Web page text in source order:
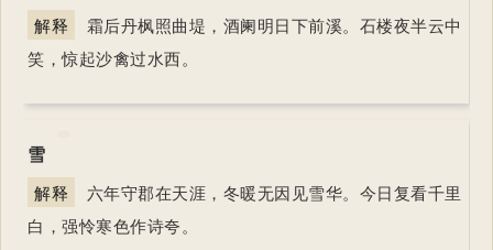
解释
霜后丹枫照曲堤，酒阑明日下前溪。石楼夜半云中
笑，惊起沙禽过水西。
雪
解释
六年守郡在天涯，冬暖无因见雪华。今日复看千里
白，强怜寒色作诗夸。